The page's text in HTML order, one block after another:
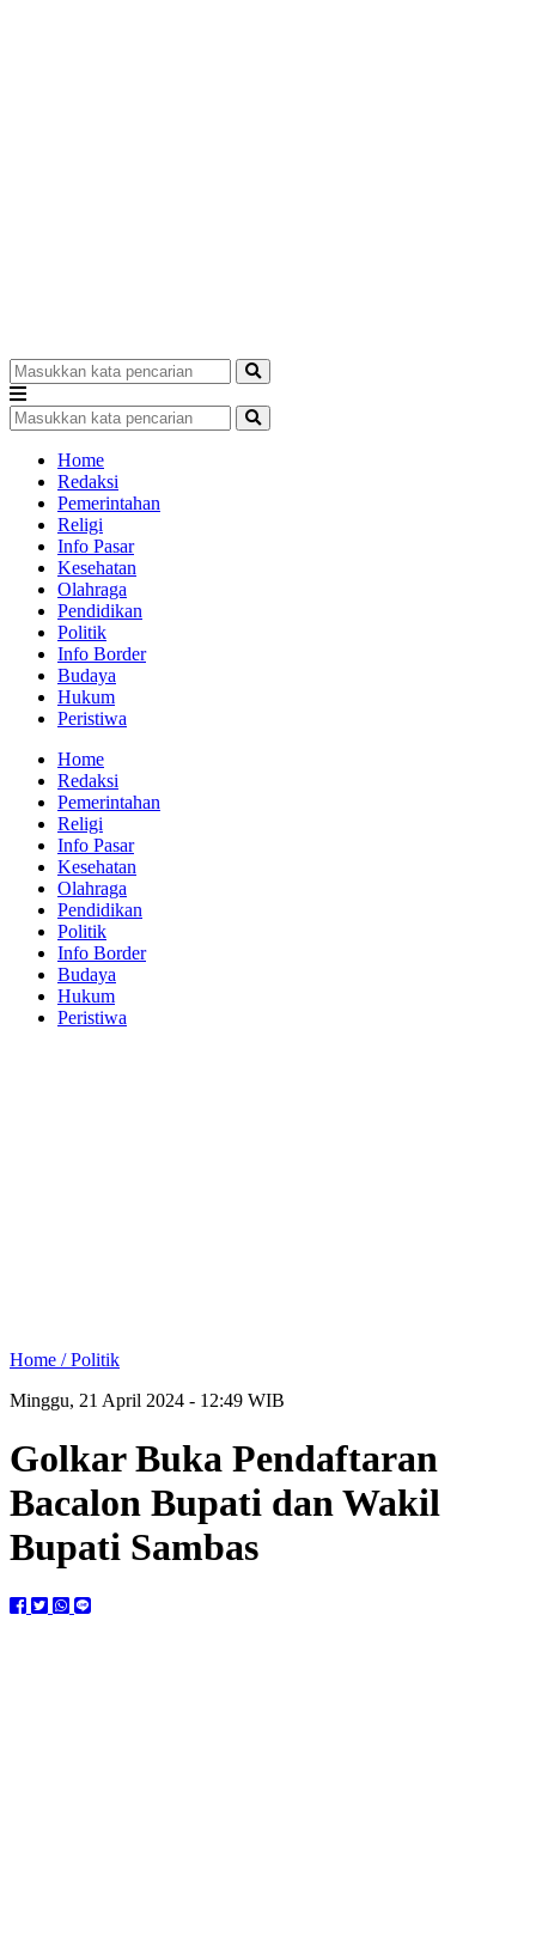
Home
Redaksi
Pemerintahan
Religi
Info Pasar
Kesehatan
Olahraga
Pendidikan
Politik
Info Border
Budaya
Hukum
Peristiwa
Home
Redaksi
Pemerintahan
Religi
Info Pasar
Kesehatan
Olahraga
Pendidikan
Politik
Info Border
Budaya
Hukum
Peristiwa
Home /Politik
Minggu, 21 April 2024 - 12:49 WIB
Golkar Buka Pendaftaran
Bacalon Bupati dan Wakil
Bupati Sambas